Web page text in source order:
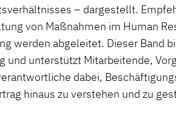
– dargestellt.
von Maßnahmen im Human
werden abgeleitet. Dieser Band
und unterstützt Mitarbeitende,
dabei,
hinaus zu verstehen und zu